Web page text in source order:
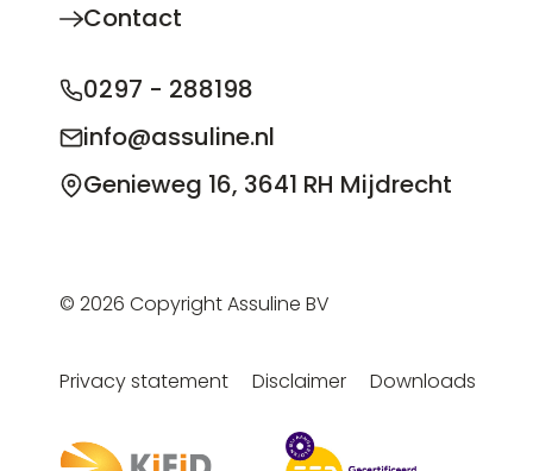
Contact
0297 - 288198
info@assuline.nl
Genieweg 16, 3641 RH Mijdrecht
© 2026 Copyright Assuline BV
Privacy statement Disclaimer Downloads